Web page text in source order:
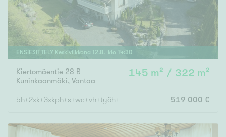
Hissi
Järvi- tai merinäköala
Maalämpö
Oma ranta
Oma sauna
Senioriasunto
ENSIESITTELY Keskiviikkona 12.8 . klo 14:30
Kiertomäentie 28 B
Kuninkaanmäki, Vantaa
145 m² / 322 m²
5h+2xk+3xkph+s+wc+vh+työh+khh+2xvarastoh.+autotalli
519 000 €